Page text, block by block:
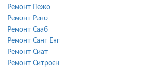
Ремонт Пежо
Ремонт Рено
Ремонт Сааб
Ремонт Санг Енг
Ремонт Сиат
Ремонт Ситроен